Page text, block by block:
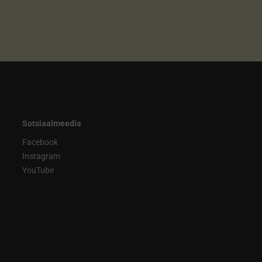
Sotsiaalmeedia
Facebook
Instagram
YouTube